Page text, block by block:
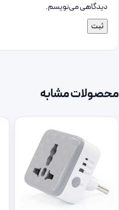
دیدگاهی می‌نویسم.
محصولات مشابه